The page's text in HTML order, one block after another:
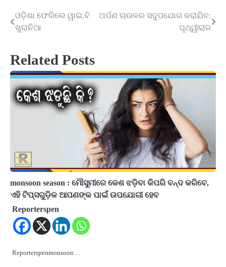
Post
navigation
ଓଡ଼ିଶା ଫେରିଲେ ୱାଇ.ବି
ଖୁରାନିଆ
ଅର୍ପଣ ଚାଉଳର ସଦୁପଯୋଗ କରାଯିବ:
ପୃଥ୍ୱୀରାଜ
Related Posts
monsoon season : ମୌସୁମୀରେ କେଶ ଝଡ଼ିବା କିପରି ବନ୍ଦ କରିବେ,
ଏହି ଟିପ୍ସଗୁଡ଼ିକ ଆପଣଙ୍କ ପାଇଁ ଉପଯୋଗୀ ହେବ
Reporterspen
Reporterspenmonsoon…